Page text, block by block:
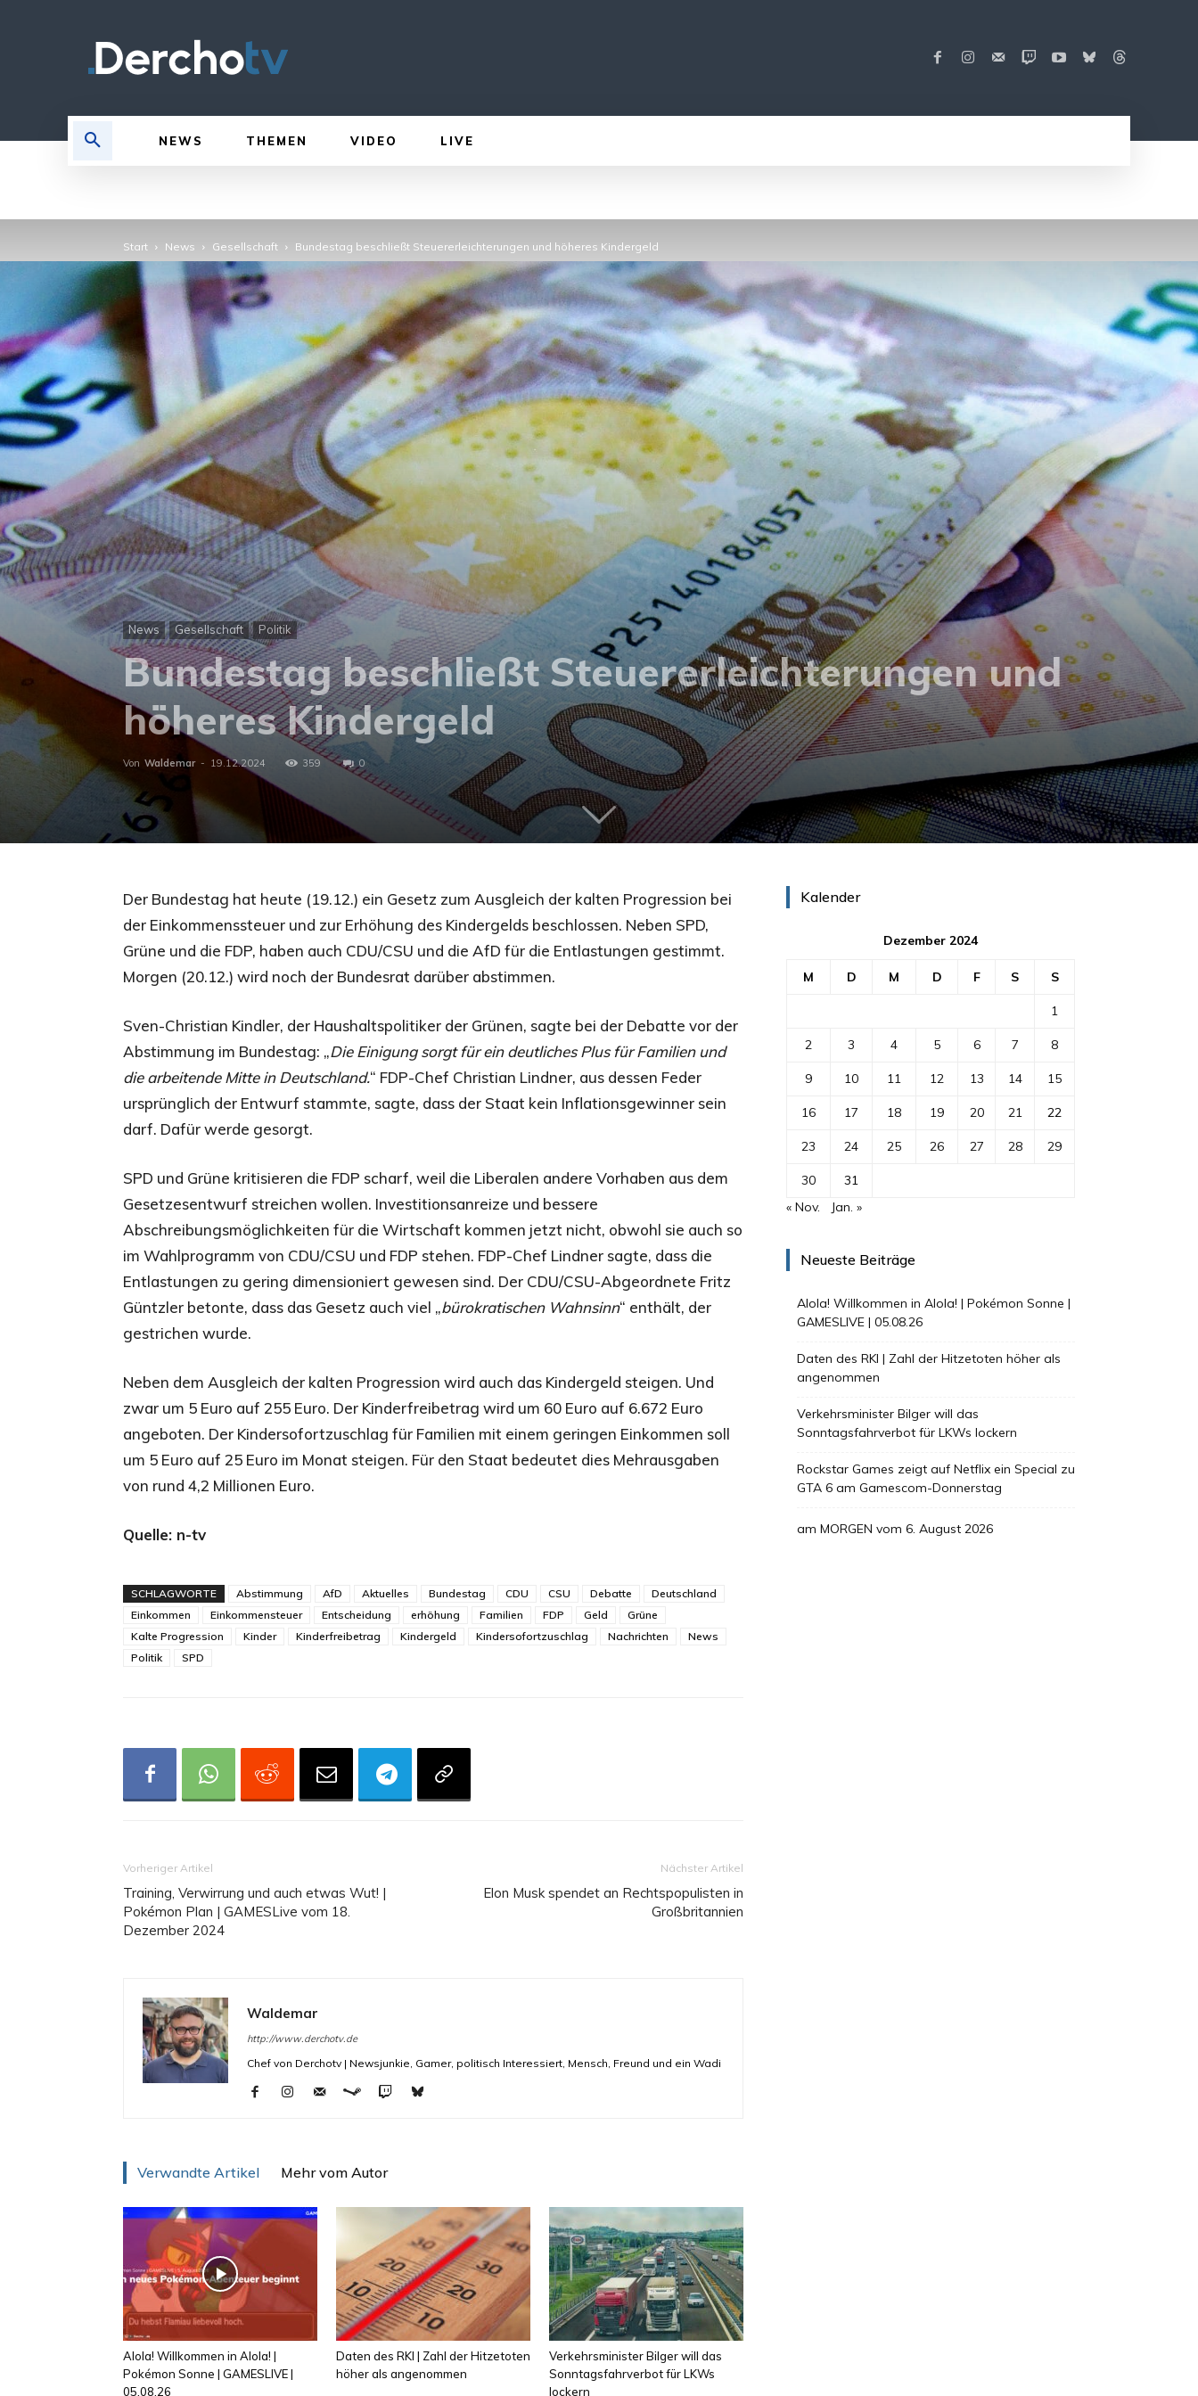
NEWS THEMEN VIDEO LIVE
Start News Gesellschaft Bundestag beschließt Steuererleichterungen und höheres Kindergeld
News Gesellschaft Politik
Bundestag beschließt Steuererleichterungen und
höheres Kindergeld
Von Waldemar - 19.12.2024 359 0
Der Bundestag hat heute (19.12.) ein Gesetz zum Ausgleich der kalten Progression bei
der Einkommenssteuer und zur Erhöhung des Kindergelds beschlossen. Neben SPD,
Grüne und die FDP, haben auch CDU/CSU und die AfD für die Entlastungen gestimmt.
Morgen (20.12.) wird noch der Bundesrat darüber abstimmen.
Sven-Christian Kindler, der Haushaltspolitiker der Grünen, sagte bei der Debatte vor der
Abstimmung im Bundestag: „Die Einigung sorgt für ein deutliches Plus für Familien und
die arbeitende Mitte in Deutschland.“ FDP-Chef Christian Lindner, aus dessen Feder
ursprünglich der Entwurf stammte, sagte, dass der Staat kein Inflationsgewinner sein
darf. Dafür werde gesorgt.
SPD und Grüne kritisieren die FDP scharf, weil die Liberalen andere Vorhaben aus dem
Gesetzesentwurf streichen wollen. Investitionsanreize und bessere
Abschreibungsmöglichkeiten für die Wirtschaft kommen jetzt nicht, obwohl sie auch so
im Wahlprogramm von CDU/CSU und FDP stehen. FDP-Chef Lindner sagte, dass die
Entlastungen zu gering dimensioniert gewesen sind. Der CDU/CSU-Abgeordnete Fritz
Güntzler betonte, dass das Gesetz auch viel „bürokratischen Wahnsinn“ enthält, der
gestrichen wurde.
Neben dem Ausgleich der kalten Progression wird auch das Kindergeld steigen. Und
zwar um 5 Euro auf 255 Euro. Der Kinderfreibetrag wird um 60 Euro auf 6.672 Euro
angeboten. Der Kindersofortzuschlag für Familien mit einem geringen Einkommen soll
um 5 Euro auf 25 Euro im Monat steigen. Für den Staat bedeutet dies Mehrausgaben
von rund 4,2 Millionen Euro.
Quelle: n-tv
SCHLAGWORTE Abstimmung AfD Aktuelles Bundestag CDU CSU Debatte
Deutschland
Einkommen
Einkommensteuer Entscheidung erhöhung Familien FDP Geld
Grüne
Kalte Progression
Kinder Kinderfreibetrag Kindergeld Kindersofortzuschlag Nachrichten
News
Politik
SPD
Vorheriger Artikel
Training, Verwirrung und auch etwas Wut! |
Pokémon Plan | GAMESLive vom 18.
Dezember 2024
Nächster Artikel
Elon Musk spendet an Rechtspopulisten in
Großbritannien
Waldemar
http://www.derchotv.de
Chef von Derchotv | Newsjunkie, Gamer, politisch Interessiert, Mensch, Freund und ein Wadi
Verwandte Artikel Mehr vom Autor
Alola! Willkommen in Alola! |
Pokémon Sonne | GAMESLIVE |
05.08.26
Daten des RKI | Zahl der Hitzetoten
höher als angenommen
Verkehrsminister Bilger will das
Sonntagsfahrverbot für LKWs
lockern
Kalender
Dezember 2024
M D M D F S S
1
2 3 4 5 6 7 8
9 10 11 12 13 14 15
16 17 18 19 20 21 22
23 24 25 26 27 28 29
30
31
« Nov.
Jan. »
Neueste Beiträge
Alola! Willkommen in Alola! | Pokémon Sonne |
GAMESLIVE | 05.08.26
Daten des RKI | Zahl der Hitzetoten höher als
angenommen
Verkehrsminister Bilger will das
Sonntagsfahrverbot für LKWs lockern
Rockstar Games zeigt auf Netflix ein Special zu
GTA 6 am Gamescom-Donnerstag
am MORGEN vom 6. August 2026